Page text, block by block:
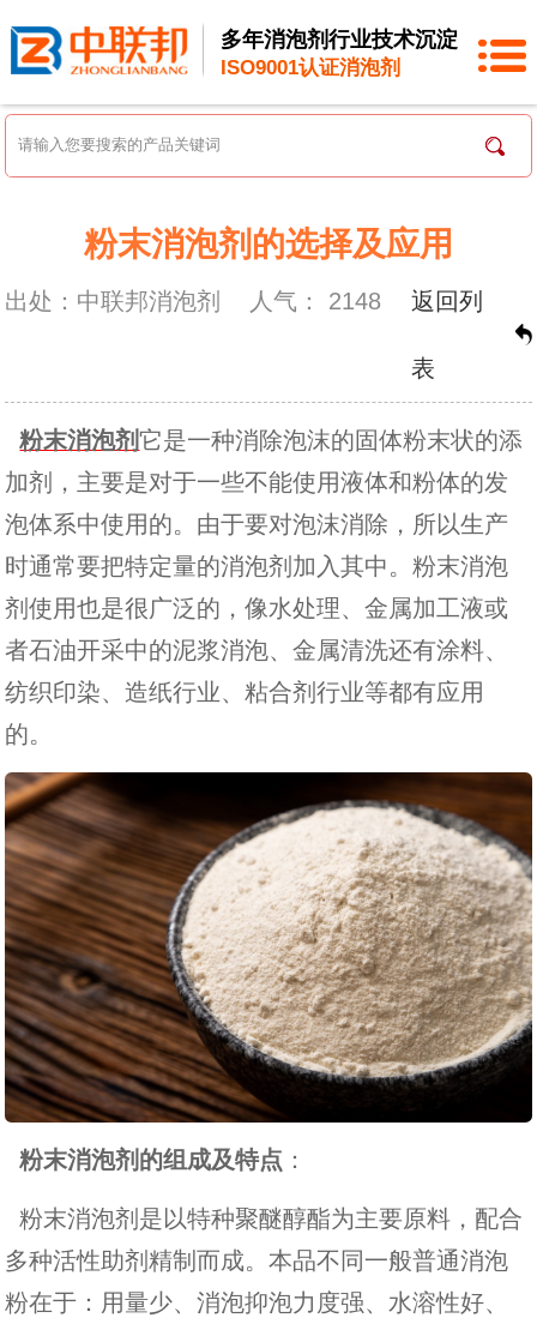
多年消泡剂行业技术沉淀
ISO9001认证消泡剂
粉末消泡剂的选择及应用
出处：中联邦消泡剂 人气： 2148 返回列
表
粉末消泡剂它是一种消除泡沫的固体粉末状的添
加剂，主要是对于一些不能使用液体和粉体的发
泡体系中使用的。由于要对泡沫消除，所以生产
时通常要把特定量的消泡剂加入其中。粉末消泡
剂使用也是很广泛的，像水处理、金属加工液或
者石油开采中的泥浆消泡、金属清洗还有涂料、
纺织印染、造纸行业、粘合剂行业等都有应用
的。
粉末消泡剂的组成及特点 ：
粉末消泡剂是以特种聚醚醇酯为主要原料，配合
多种活性助剂精制而成。本品不同一般普通消泡
粉在于：用量少、消泡抑泡力度强、水溶性好、